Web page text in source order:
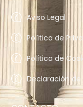
Aviso Legal
Política de
Política de
Declaración